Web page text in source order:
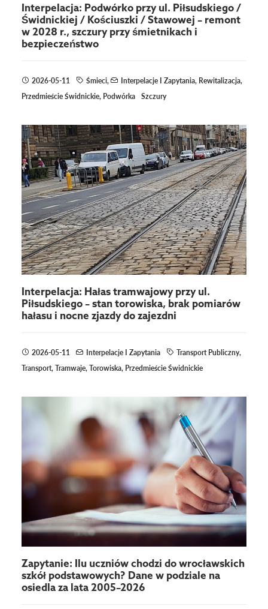
Interpelacja: Podwórko przy ul. Piłsudskiego /
Świdnickiej / Kościuszki / Stawowej – remont
w 2028 r., szczury przy śmietnikach i
bezpieczeństwo
2026-05-11 Śmieci, Interpelacje I Zapytania, Rewitalizacja,
Przedmieście Świdnickie, Podwórka Szczury
Interpelacja: Hałas tramwajowy przy ul.
Piłsudskiego – stan torowiska, brak pomiarów
hałasu i nocne zjazdy do zajezdni
2026-05-11 Interpelacje I Zapytania Transport Publiczny,
Transport,Tramwaje,Torowiska, Przedmieście Świdnickie
Zapytanie: Ilu uczniów chodzi do wrocławskich
szkół podstawowych? Dane w podziale na
osiedla za lata 2005–2026